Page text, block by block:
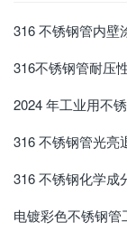
316 不锈钢管内壁
316不锈钢管耐压
2024 年工业用不
316 不锈钢管光亮
316 不锈钢化学成
电镀彩色不锈钢管